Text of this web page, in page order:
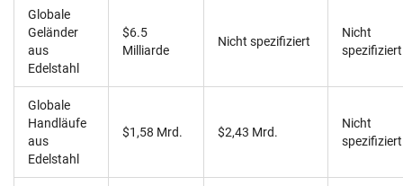
Globale
Geländer
aus
Edelstahl
$6.5
Milliarde
Nicht spezifiziert
Nicht
spezifiziert
Globale
Handläufe
aus
Edelstahl
$1,58 Mrd. $2,43 Mrd.
Nicht
spezifiziert